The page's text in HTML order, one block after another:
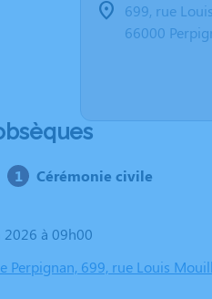
699, rue
66000
Cérémonie civile
2026 à 09h00
Perpignan, 699, rue Louis